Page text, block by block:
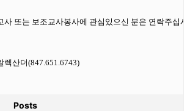
사 또는 보조교사봉사에 관심있으신 분은 연락주십시
렉산더(847.651.6743)
Posts